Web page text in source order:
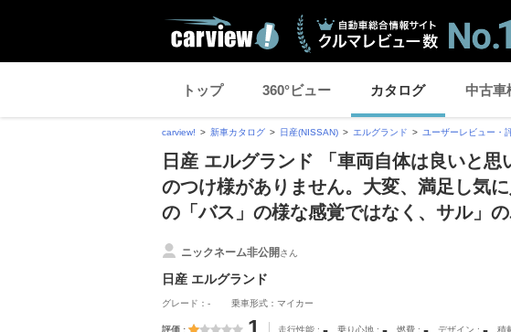
トップ 360°ビュー カタログ 中古車
carview! 新車カタログ 日産(NISSAN) エルグランド ユーザーレビュー・
日産 エルグランド 「車両自体は良いと
のつけ様がありません。大変、満足し気
の「バス」の様な感覚ではなく、サル」
ニックネーム非公開さん
日産 エルグランド
グレード：- 乗車形式：マイカー
評価 走行性能 乗り心地 燃費 デザイン 積